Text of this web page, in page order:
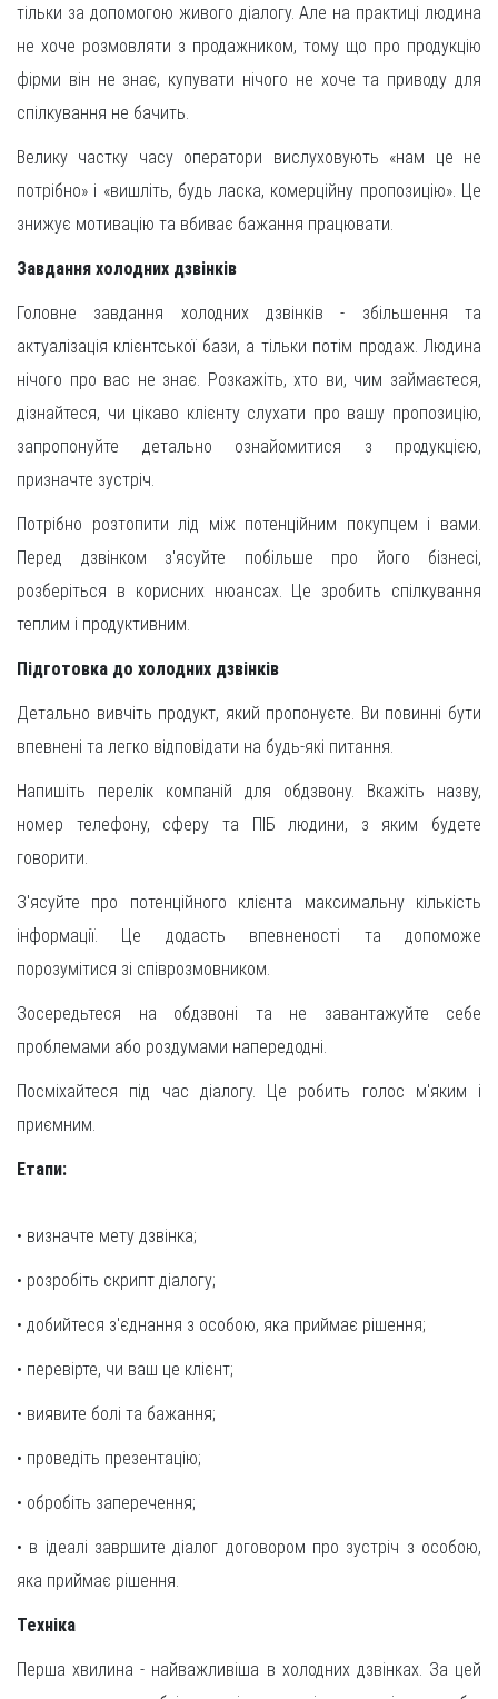
тільки за допомогою живого діалогу. Але на практиці людина
не хоче розмовляти з продажником, тому що про продукцію
фірми він не знає, купувати нічого не хоче та приводу для
спілкування не бачить.
Велику частку часу оператори вислуховують «нам це не
потрібно» і «вишліть, будь ласка, комерційну пропозицію». Це
знижує мотивацію та вбиває бажання працювати.
Завдання холодних дзвінків
Головне завдання холодних дзвінків - збільшення та
актуалізація клієнтської бази, а тільки потім продаж. Людина
нічого про вас не знає. Розкажіть, хто ви, чим займаєтеся,
дізнайтеся, чи цікаво клієнту слухати про вашу пропозицію,
запропонуйте детально ознайомитися з продукцією,
призначте зустріч.
Потрібно розтопити лід між потенційним покупцем і вами.
Перед дзвінком з'ясуйте побільше про його бізнесі,
розберіться в корисних нюансах. Це зробить спілкування
теплим і продуктивним.
Підготовка до холодних дзвінків
Детально вивчіть продукт, який пропонуєте. Ви повинні бути
впевнені та легко відповідати на будь-які питання.
Напишіть перелік компаній для обдзвону. Вкажіть назву,
номер телефону, сферу та ПІБ людини, з яким будете
говорити.
З'ясуйте про потенційного клієнта максимальну кількість
інформації. Це додасть впевненості та допоможе
порозумітися зі співрозмовником.
Зосередьтеся на обдзвоні та не завантажуйте себе
проблемами або роздумами напередодні.
Посміхайтеся під час діалогу. Це робить голос м'яким і
приємним.
Етапи:
• визначте мету дзвінка;
• розробіть скрипт діалогу;
• добийтеся з'єднання з особою, яка приймає рішення;
• перевірте, чи ваш це клієнт;
• виявите болі та бажання;
• проведіть презентацію;
• обробіть заперечення;
• в ідеалі завршите діалог договором про зустріч з особою,
яка приймає рішення.
Техніка
Перша хвилина - найважливіша в холодних дзвінках. За цей